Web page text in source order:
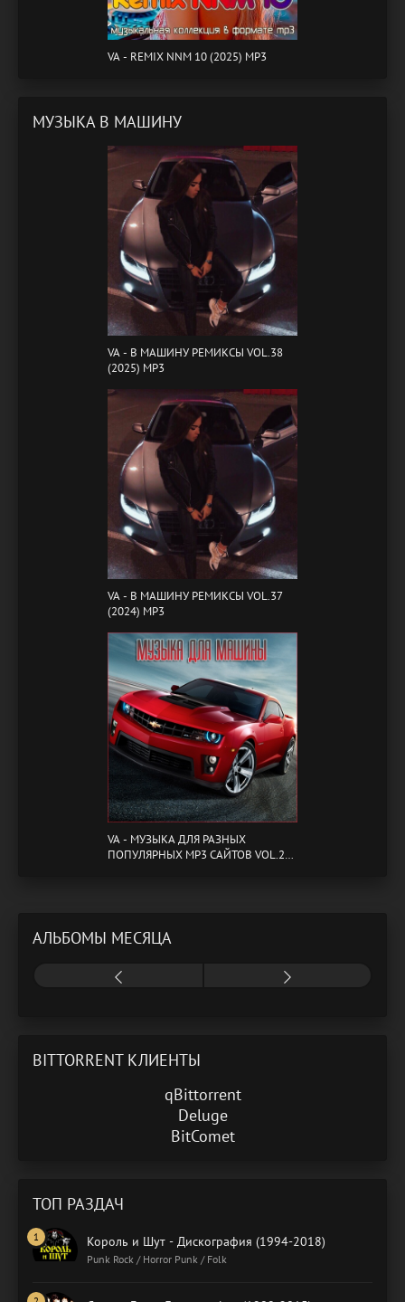
VA - REMIX NNM 10 (2025) MP3
МУЗЫКА В МАШИНУ
VA - B МАШИНУ РЕМИКСЫ VOL.38
(2025) MP3
VA - B МАШИНУ РЕМИКСЫ VOL.37
(2024) MP3
VA - МУЗЫКА ДЛЯ РАЗНЫХ
ПОПУЛЯРНЫХ MP3 САЙТОВ VOL.20
АЛЬБОМЫ МЕСЯЦА
BITTORRENT КЛИЕНТЫ
qBittorrent
Deluge
BitComet
ТОП РАЗДАЧ
Король и Шут - Дискография (1994-2018)
Punk Rock / Horror Punk / Folk